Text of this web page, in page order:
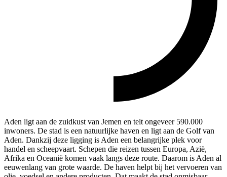
Aden ligt aan de zuidkust van Jemen en telt ongeveer 590.000
inwoners. De stad is een natuurlijke haven en ligt aan de Golf van
Aden. Dankzij deze ligging is Aden een belangrijke plek voor
handel en scheepvaart. Schepen die reizen tussen Europa, Azië,
Afrika en Oceanië komen vaak langs deze route. Daarom is Aden al
eeuwenlang van grote waarde. De haven helpt bij het vervoeren van